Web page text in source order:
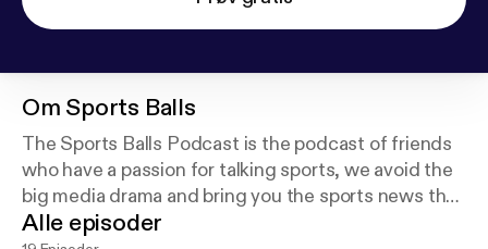
Om Sports Balls
The Sports Balls Podcast is the podcast of friends
who have a passion for talking sports, we avoid the
big media drama and bring you the sports news that
we all want to hear!
Alle episoder